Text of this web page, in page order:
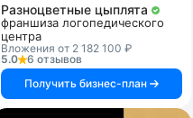
Разноцветные цыплята
франшиза логопедического
центра
Вложения от 2 182 100 ₽
5.0
6 отзывов
Получить бизнес-план